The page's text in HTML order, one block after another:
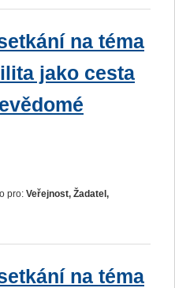
na téma
jako cesta
pro: Veřejnost, Žadatel,
na téma